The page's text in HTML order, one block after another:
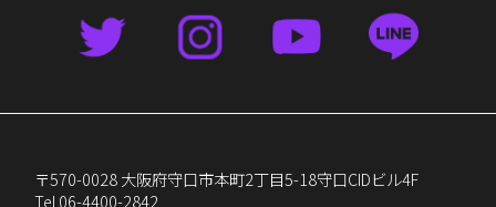
〒570-0028 大阪府守口市本町2丁目5-18守口CIDビル4F
Tel 06-4400-2842